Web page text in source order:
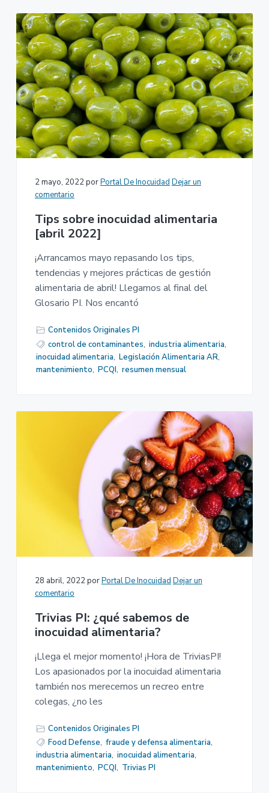
2 mayo, 2022porPortal De Inocuidad Dejar un
comentario
Tips sobre inocuidad alimentaria
[abril 2022]
¡Arrancamos mayo repasando los tips,
tendencias y mejores prácticas de gestión
alimentaria de abril! Llegamos al final del
Glosario PI. Nos encantó
Contenidos Originales PI
control de contaminantes, industria alimentaria,
inocuidad alimentaria, Legislación Alimentaria AR,
mantenimiento, PCQI, resumen mensual
28 abril, 2022porPortal De Inocuidad Dejar un
comentario
Trivias PI: ¿qué sabemos de
inocuidad alimentaria?
¡Llega el mejor momento! ¡Hora de TriviasPI!
Los apasionados por la inocuidad alimentaria
también nos merecemos un recreo entre
colegas, ¿no les
Contenidos Originales PI
Food Defense, fraude y defensa alimentaria,
industria alimentaria, inocuidad alimentaria,
mantenimiento, PCQI, Trivias PI